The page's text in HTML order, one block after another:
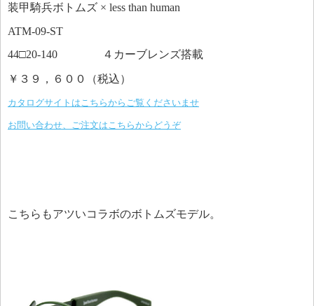
装甲騎兵ボトムズ × less than human
ATM-09-ST
44□20-140 ４カーブレンズ搭載
￥３９，６００（税込）
カタログサイトはこちらからご覧くださいませ
お問い合わせ、ご注文はこちらからどうぞ
こちらもアツいコラボのボトムズモデル。